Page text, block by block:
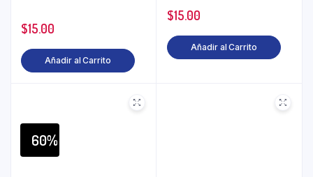
$15.00
Añadir al Carrito
$15.00
Añadir al Carrito
60%